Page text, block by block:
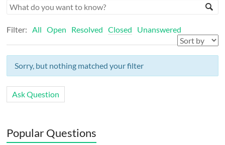
Filter: All Open Resolved Closed Unanswered
Sorry, but nothing matched your filter
Ask Question
Popular Questions